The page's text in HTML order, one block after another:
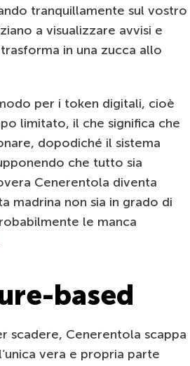
tranquillamente sul vostro
a visualizzare avvisi e
in una zucca allo
per i token digitali, cioè
limitato, il che significa che
dopodiché il sistema
che tutto sia
Cenerentola diventa
madrina non sia in grado di
le manca
based
scadere, Cenerentola scappa
vera e propria parte